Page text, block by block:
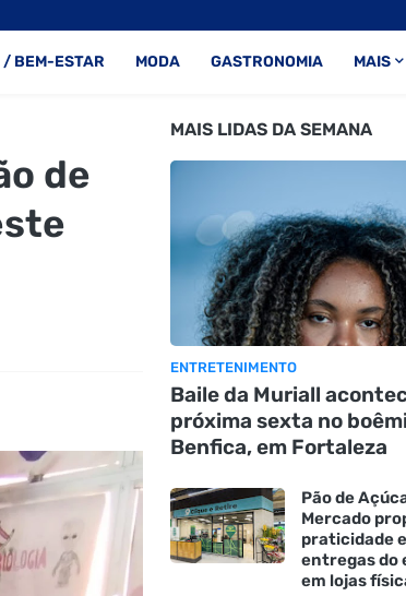
/ BEM-ESTAR MODA GASTRONOMIA MAIS
de
MAIS LIDAS DA SEMANA
ENTRETENIMENTO
Baile da Muriall
próxima sexta no
Benfica, em Fortaleza
Pão de
Mercado
praticidade
entregas do
em lojas